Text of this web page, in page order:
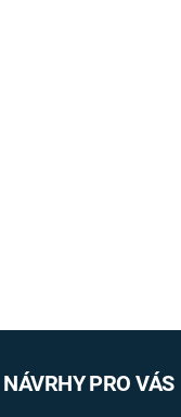
NÁVRHY PRO VÁS